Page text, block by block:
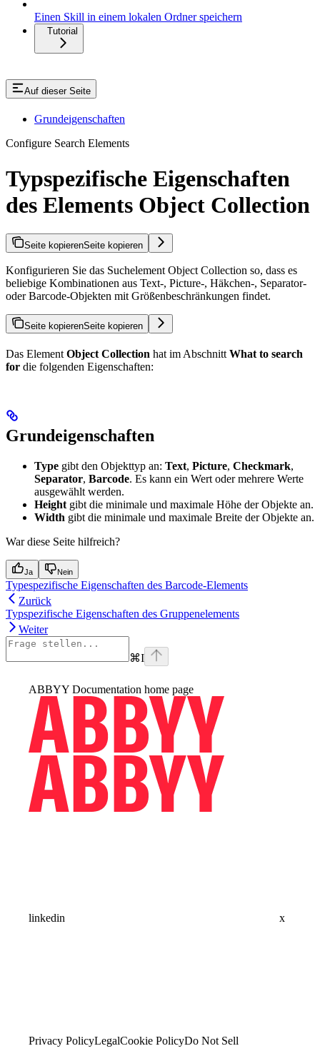
Einen Skill in einem lokalen Ordner speichern
Tutorial
Auf dieser Seite
Grundeigenschaften
Configure Search Elements
Typspezifische Eigenschaften
des Elements Object Collection
Seite kopierenSeite kopieren
Konfigurieren Sie das Suchelement Object Collection so, dass es
beliebige Kombinationen aus Text-, Picture-, Häkchen-, Separator-
oder Barcode-Objekten mit Größenbeschränkungen findet.
Seite kopierenSeite kopieren
Das Element Object Collection hat im Abschnitt What to search
for die folgenden Eigenschaften:
Grundeigenschaften
Type gibt den Objekttyp an: Text, Picture, Checkmark,
Separator, Barcode. Es kann ein Wert oder mehrere Werte
ausgewählt werden.
Height gibt die minimale und maximale Höhe der Objekte an.
Width gibt die minimale und maximale Breite der Objekte an.
War diese Seite hilfreich?
Ja Nein
Typespezifische Eigenschaften des Barcode-Elements
Zurück
Typspezifische Eigenschaften des Gruppenelements
Weiter
⌘I
ABBYY Documentation home page
linkedin x
Privacy PolicyLegalCookie PolicyDo Not Sell